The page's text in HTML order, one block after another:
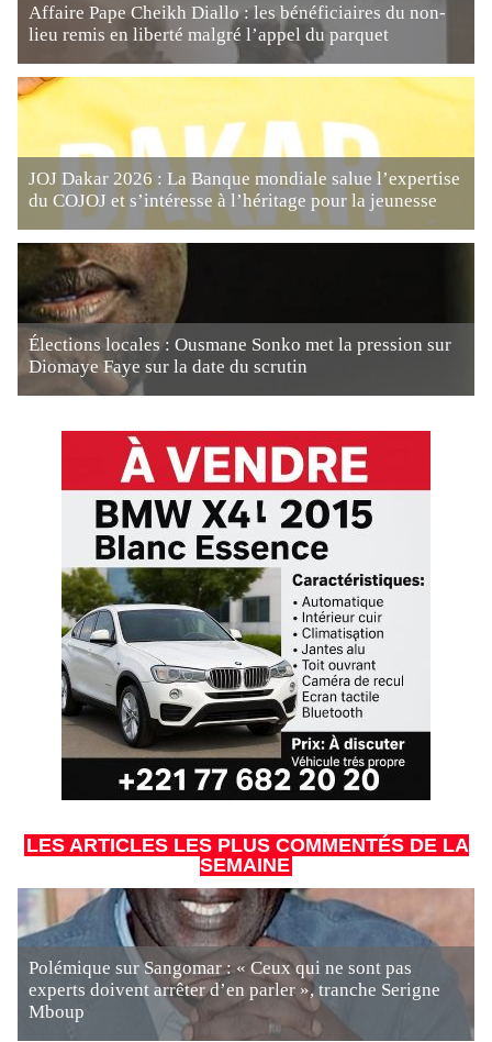
Affaire Pape Cheikh Diallo : les bénéficiaires du non-
lieu remis en liberté malgré l’appel du parquet
JOJ Dakar 2026 : La Banque mondiale salue l’expertise
du COJOJ et s’intéresse à l’héritage pour la jeunesse
Élections locales : Ousmane Sonko met la pression sur
Diomaye Faye sur la date du scrutin
LES ARTICLES LES PLUS COMMENTÉS DE LA
SEMAINE
Polémique sur Sangomar : « Ceux qui ne sont pas
experts doivent arrêter d’en parler », tranche Serigne
Mboup